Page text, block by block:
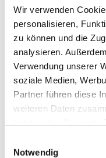
Wir verwenden
personalisieren,
zu können und die
analysieren.
Verwendung unserer
soziale Medien,
Partner führen diese
weiteren Daten
Notwendig
Dies könnte